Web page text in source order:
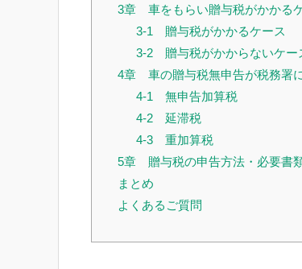
3章 車をもらい贈与税がかかる
3-1 贈与税がかかるケース
3-2 贈与税がかからないケー
4章 車の贈与税無申告が税務署
4-1 無申告加算税
4-2 延滞税
4-3 重加算税
5章 贈与税の申告方法・必要書
まとめ
よくあるご質問